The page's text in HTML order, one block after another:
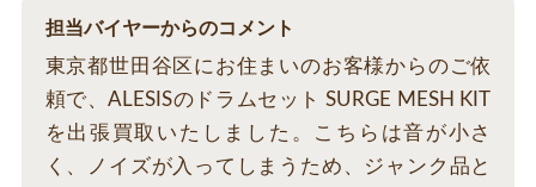
担当バイヤーからのコメント
東京都世田谷区にお住まいのお客様からのご依
頼で、ALESISのドラムセット SURGE MESH KIT
を出張買取いたしました。こちらは音が小さ
く、ノイズが入ってしまうため、ジャンク品と